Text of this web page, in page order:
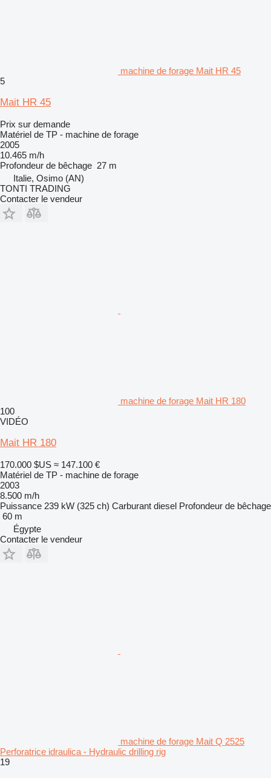
machine de forage Mait HR 45
5
Mait HR 45
Prix sur demande
Matériel de TP - machine de forage
2005
10.465 m/h
Profondeur de bêchage 27 m
Italie, Osimo (AN)
TONTI TRADING
Contacter le vendeur
machine de forage Mait HR 180
100
VIDÉO
Mait HR 180
170.000 $US ≈ 147.100 €
Matériel de TP - machine de forage
2003
8.500 m/h
Puissance 239 kW (325 ch) Carburant diesel Profondeur de bêchage
60 m
Égypte
Contacter le vendeur
machine de forage Mait Q 2525
Perforatrice idraulica - Hydraulic drilling rig
19